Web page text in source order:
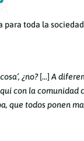
toda la
¿no? […] A
con la comunidad
que todos ponen